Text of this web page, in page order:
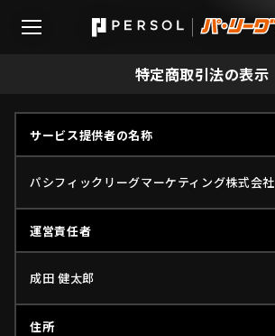
無料アカウント登録
HOME
動画
日程･結果
特定商取引法の表示
サービス提供者の名称
パシフィックリーグマーケティング株式会社
運営責任者
成田 健太郎
住所